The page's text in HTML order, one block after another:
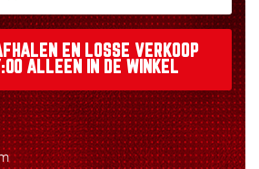
EN LOSSE VERKOOP
ALLEEN IN DE WINKEL